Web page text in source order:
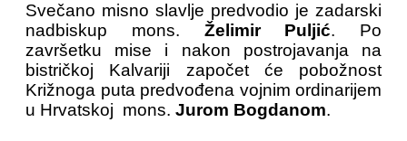
Svečano misno slavlje predvodio je zadarski
nadbiskup mons. Želimir Puljić. Po
završetku mise i nakon postrojavanja na
bistričkoj Kalvariji započet će pobožnost
Križnoga puta predvođena vojnim ordinarijem
u Hrvatskoj mons. Jurom Bogdanom.